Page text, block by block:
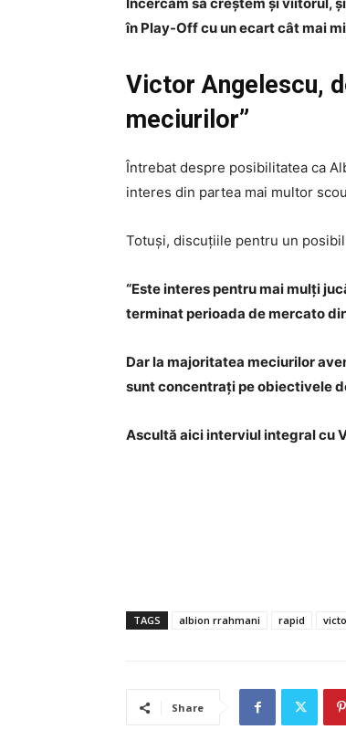
Încercăm să creștem și viitorul,
în Play-Off cu un ecart cât mai
Victor Angelescu,
meciurilor”
Întrebat despre posibilitatea ca
interes din partea mai multor
Totuși, discuțiile pentru un
“Este interes pentru mai mulți
terminat perioada de mercato
Dar la majoritatea meciurilor
sunt concentrați pe obiectivele
Ascultă aici interviul integral cu
TAGS albion rrahmani rapid
Share